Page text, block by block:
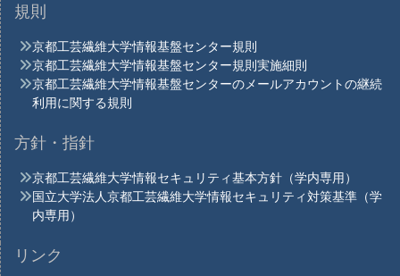
規則
京都工芸繊維大学情報基盤センター規則
京都工芸繊維大学情報基盤センター規則実施細則
京都工芸繊維大学情報基盤センターのメールアカウントの継続
利用に関する規則
方針・指針
京都工芸繊維大学情報セキュリティ基本方針（学内専用）
国立大学法人京都工芸繊維大学情報セキュリティ対策基準（学
内専用）
リンク